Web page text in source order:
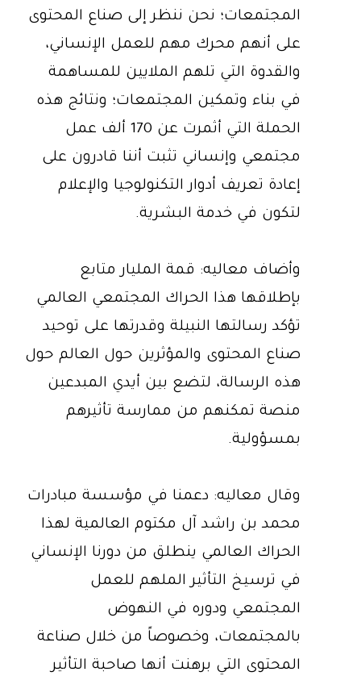
المجتمعات؛ نحن ننظر إلى صناع المحتوى
على أنهم محرك مهم للعمل الإنساني،
والقدوة التي تلهم الملايين للمساهمة
في بناء وتمكين المجتمعات؛ ونتائج هذه
الحملة التي أثمرت عن 170 ألف عمل
مجتمعي وإنساني تثبت أننا قادرون على
إعادة تعريف أدوار التكنولوجيا والإعلام
لتكون في خدمة البشرية.
وأضاف معاليه: قمة المليار متابع
بإطلاقها هذا الحراك المجتمعي العالمي
تؤكد رسالتها النبيلة وقدرتها على توحيد
صناع المحتوى والمؤثرين حول العالم حول
هذه الرسالة، لتضع بين أيدي المبدعين
منصة تمكنهم من ممارسة تأثيرهم
بمسؤولية.
وقال معاليه: دعمنا في مؤسسة مبادرات
محمد بن راشد آل مكتوم العالمية لهذا
الحراك العالمي ينطلق من دورنا الإنساني
في ترسيخ التأثير الملهم للعمل
المجتمعي ودوره في النهوض
بالمجتمعات، وخصوصاً من خلال صناعة
المحتوى التي برهنت أنها صاحبة التأثير